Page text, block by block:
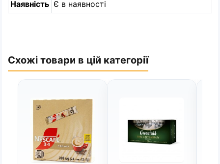
Наявність Є в наявності
Схожі товари в цій категорії